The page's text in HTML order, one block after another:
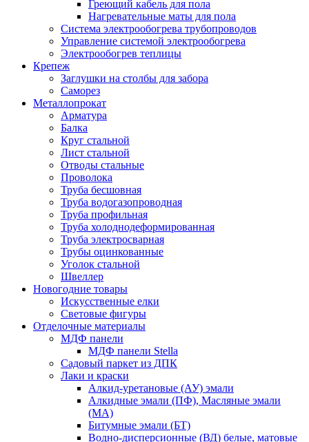
Греющий кабель для пола
Нагревательные маты для пола
Система электрообогрева трубопроводов
Управление системой электрообогрева
Электрообогрев теплицы
Крепеж
Заглушки на столбы для забора
Саморез
Металлопрокат
Арматура
Балка
Круг стальной
Лист стальной
Отводы стальные
Проволока
Труба бесшовная
Труба водогазопроводная
Труба профильная
Труба холоднодеформированная
Труба электросварная
Трубы оцинкованные
Уголок стальной
Швеллер
Новогодние товары
Искусственные елки
Световые фигуры
Отделочные материалы
МДФ панели
МДФ панели Stella
Садовый паркет из ДПК
Лаки и краски
Алкид-уретановые (АУ) эмали
Алкидные эмали (ПФ), Масляные эмали
(МА)
Битумные эмали (БТ)
Водно-дисперсионные (ВД) белые, матовые